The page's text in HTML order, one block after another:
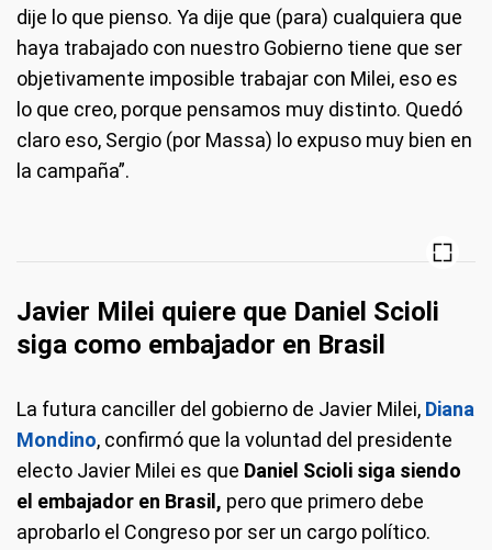
dije lo que pienso. Ya dije que (para) cualquiera que
haya trabajado con nuestro Gobierno tiene que ser
objetivamente imposible trabajar con Milei, eso es
lo que creo, porque pensamos muy distinto. Quedó
claro eso, Sergio (por Massa) lo expuso muy bien en
la campaña”.
Javier Milei quiere que Daniel Scioli
siga como embajador en Brasil
La futura canciller del gobierno de Javier Milei, Diana
Mondino, confirmó que la voluntad del presidente
electo Javier Milei es que Daniel Scioli siga siendo
el embajador en Brasil, pero que primero debe
aprobarlo el Congreso por ser un cargo político.